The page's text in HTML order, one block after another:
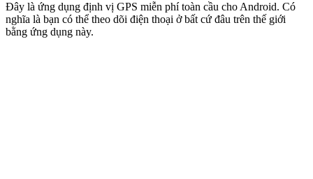
Đây là ứng dụng định vị GPS miễn phí toàn cầu cho Android. Có
nghĩa là bạn có thể theo dõi điện thoại ở bất cứ đâu trên thế giới
bằng ứng dụng này.